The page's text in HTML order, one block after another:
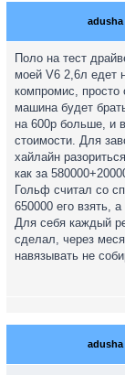
adusha
Поло на тест
моей V6 2,6л едет
компромис, просто
машина будет
на 600р больше, и
стоимости. Для
хайлайн
как за
Гольф считал со
650000 его взять,
Для себя каждый
сделал, через
навязывать не
adusha